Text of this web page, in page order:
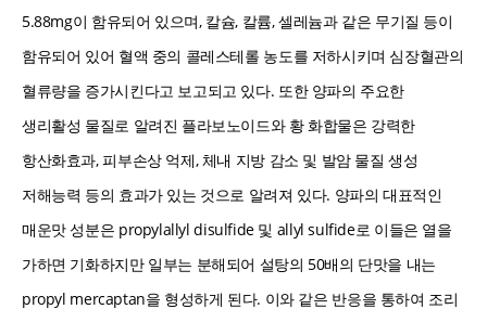
5.88mg이 함유되어 있으며, 칼슘, 칼륨, 셀레늄과 같은 무기질 등이
함유되어 있어 혈액 중의 콜레스테롤 농도를 저하시키며 심장혈관의
혈류량을 증가시킨다고 보고되고 있다. 또한 양파의 주요한
생리활성 물질로 알려진 플라보노이드와 황 화합물은 강력한
항산화효과, 피부손상 억제, 체내 지방 감소 및 발암 물질 생성
저해능력 등의 효과가 있는 것으로 알려져 있다. 양파의 대표적인
매운맛 성분은 propylallyl disulfide 및 allyl sulfide로 이들은 열을
가하면 기화하지만 일부는 분해되어 설탕의 50배의 단맛을 내는
propyl mercaptan을 형성하게 된다. 이와 같은 반응을 통하여 조리